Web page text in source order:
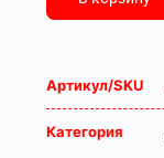
Артикул/SKU
Категория